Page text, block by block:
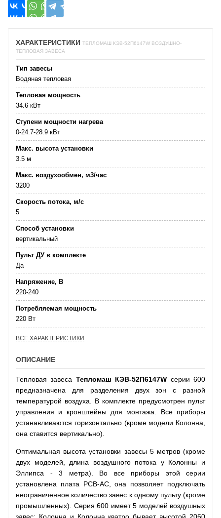
ХАРАКТЕРИСТИКИ ТЕПЛОМАШ КЭВ-52П6147W ВОЗДУШНО-
ТЕПЛОВАЯ ЗАВЕСА
Тип завесы
Водяная тепловая
Тепловая мощность
34.6 кВт
Ступени мощности нагрева
0-24.7-28.9 кВт
Макс. высота установки
3.5 м
Макс. воздухообмен, м3/час
3200
Скорость потока, м/с
5
Способ установки
вертикальный
Пульт ДУ в комплекте
Да
Напряжение, В
220-240
Потребляемая мощность
220 Вт
ВСЕ ХАРАКТЕРИСТИКИ
ОПИСАНИЕ
Тепловая завеса Тепломаш КЭВ-52П6147W серии 600
предназначена для разделения двух зон с разной
температурой воздуха. В комплекте предусмотрен пульт
управления и кронштейны для монтажа. Все приборы
устанавливаются горизонтально (кроме модели Колонна,
она ставится вертикально).
Оптимальная высота установки завесы 5 метров (кроме
двух моделей, длина воздушного потока у Колонны и
Эллипса - 3 метра). Во все приборы этой серии
установлена плата РСВ-АС, она позволяет подключать
неограниченное количество завес к одному пульту (кроме
промышленных). Серия 600 имеет 5 моделей воздушных
завес: Колонна и Колонна кватро бывает высотой 2060